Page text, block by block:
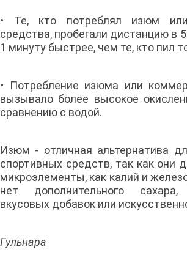
• Те, кто потреблял изюм или
средства, пробегали дистанцию в
1 минуту быстрее, чем те, кто пил
• Потребление изюма или
вызывало более высокое
сравнению с водой.
Изюм - отличная альтернатива
спортивных средств, так как они
микроэлементы, как калий и
нет дополнительного сахара,
вкусовых добавок или
Гульнара